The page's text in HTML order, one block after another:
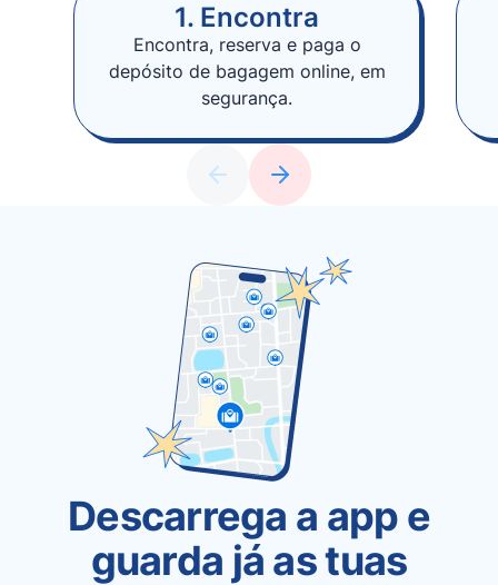
1. Encontra
Encontra, reserva e paga o
depósito de bagagem online, em
segurança.
Descarrega a app e
guarda já as tuas